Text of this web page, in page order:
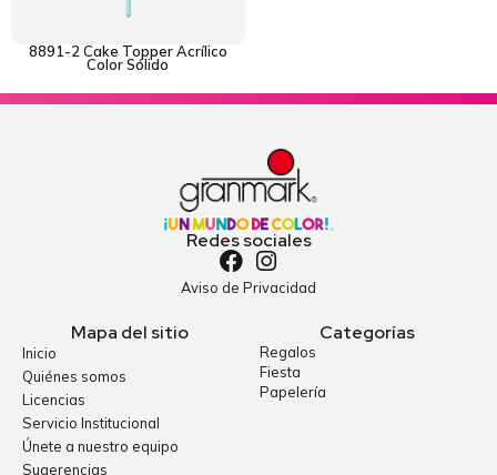
8891-2 Cake Topper Acrílico
Color Sólido
Redes sociales
Aviso de Privacidad
Mapa del sitio
Inicio
Quiénes somos
Licencias
Servicio Institucional
Únete a nuestro equipo
Sugerencias
Categorías
Regalos
Fiesta
Papelería